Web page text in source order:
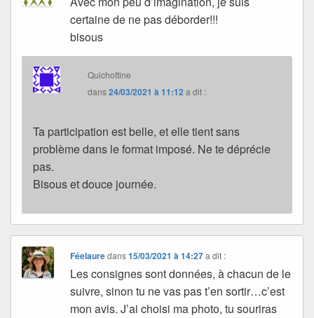
certaine de ne pas déborder!!!
bisous
Quichottine
dans24/03/2021 à 11:12 a dit :
Ta participation est belle, et elle tient sans
problème dans le format imposé. Ne te déprécie
pas.
Bisous et douce journée.
Féelauredans15/03/2021 à 14:27 a dit :
Les consignes sont données, à chacun de le
suivre, sinon tu ne vas pas t’en sortir…c’est
mon avis. J’ai choisi ma photo, tu souriras